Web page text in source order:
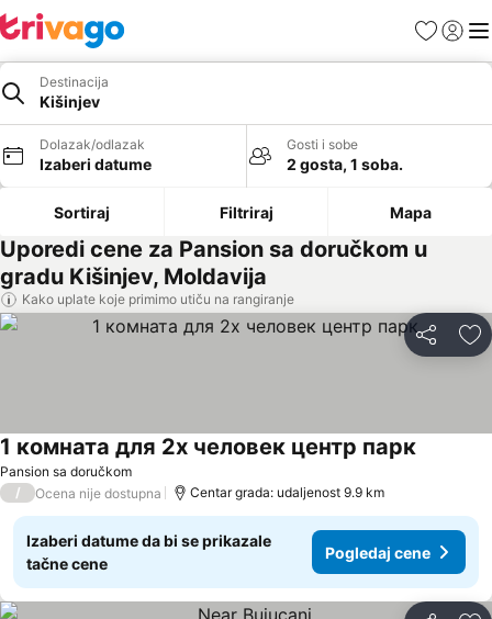
FavoritiPrijavi
Destinacija
Kišinjev
Dolazak/odlazak
Izaberi datume
Gosti i sobe
2 gosta, 1 soba.
Sortiraj Filtriraj Mapa
Uporedi cene za Pansion sa doručkom u
gradu Kišinjev, Moldavija
Kako uplate koje primimo utiču na rangiranje
Deli
Pansion sa doručkom
1 комната для 2х человек центр парк
/ Ocena nije dostupna Centar grada: udaljenost 9.9 km
Izaberi datume da bi se prikazale
tačne cene
Pogledaj cene